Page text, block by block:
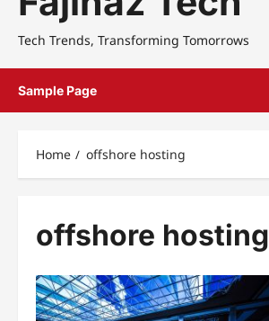
Tech Trends, Transforming Tomorrows
Sample Page
Home offshore hosting
offshore hosting